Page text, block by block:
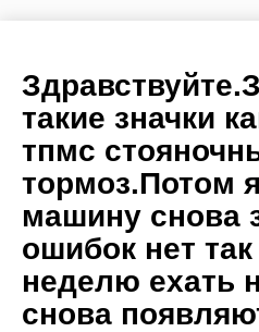
такие значки
тпмс
тормоз.Потом
машину снова
ошибок нет
неделю ехать
снова